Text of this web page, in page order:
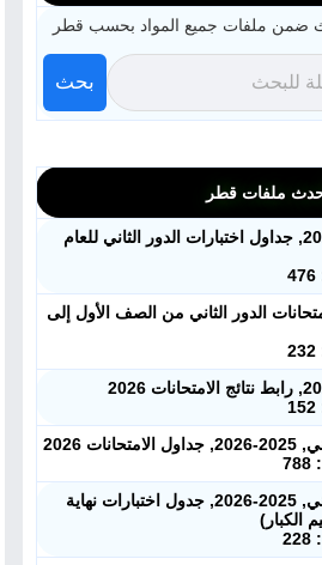
الأخبار
الصفوف
المناهج
للمدرس
تعليمية
المدرسية
دخول
ضمن ملفات جميع المواد بحسب قطر
بحث
ملفات قطر
1. الامتحانات, , 2025-2026, جداول اختبارات الدور الثاني للعام
الدور الثاني من الصف الأول إلى
5. الامتحانات, الفصل الثاني, 2025-2026, جدول اختبارات نهاية
الكبار)